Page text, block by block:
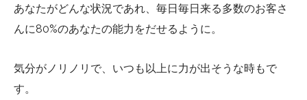
あなたがどんな状況であれ、毎日毎日来る多数のお客さ
んに80%のあなたの能力をだせるように。
気分がノリノリで、いつも以上に力が出そうな時もで
す。